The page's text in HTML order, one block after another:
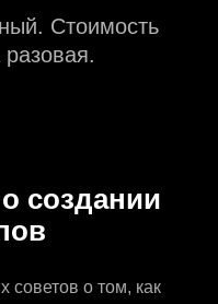
Стоимость
создании
советов о том, как